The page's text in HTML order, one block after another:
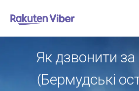
Як дзвонити
(Бермудські